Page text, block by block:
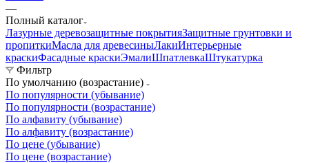
—
Полный каталог
Лазурные деревозащитные покрытияЗащитные грунтовки и
пропиткиМасла для древесиныЛакиИнтерьерные
краскиФасадные краскиЭмалиШпатлевкаШтукатурка
Фильтр
По умолчанию (возрастание)
По популярности (убывание)
По популярности (возрастание)
По алфавиту (убывание)
По алфавиту (возрастание)
По цене (убывание)
По цене (возрастание)